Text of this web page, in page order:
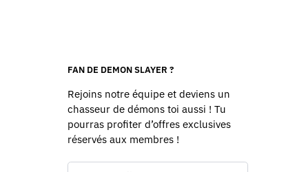
FAN DE DEMON SLAYER ?
Rejoins notre équipe et deviens un
chasseur de démons toi aussi ! Tu
pourras profiter d’offres exclusives
réservés aux membres !